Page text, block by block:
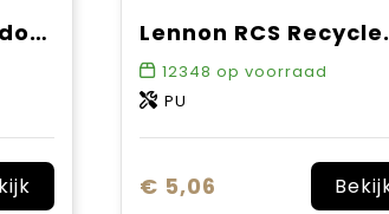
AMBER LARGE - Kadozak organisch katoen groot
12348 op voorraad
PU
€ 5,06